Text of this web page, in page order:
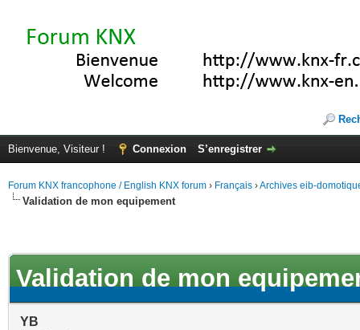
Bienvenue, Visiteur ! Connexion S’enregistrer
Forum KNX francophone / English KNX forum › Français ›Archives eib-
Validation de mon equipement
Validation de mon
YB